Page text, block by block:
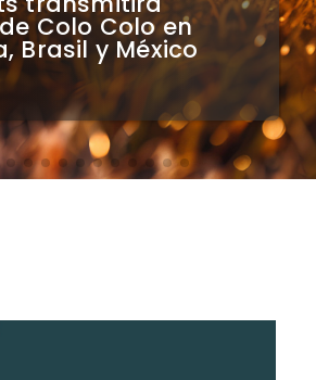
con Real Madrid de